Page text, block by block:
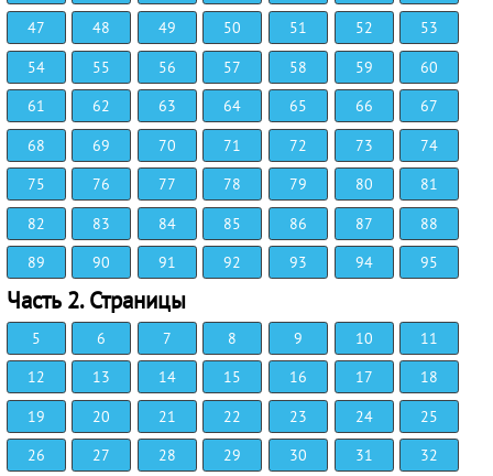
47
48 49 50 51 52
53
54
55 56 57 58 59
60
61
62 63 64 65 66
67
68
69 70 71 72 73
74
75
76 77 78 79 80
81
82
83 84 85 86 87
88
89
90 91 92 93 94 95
Часть 2. Страницы
5 6 7 8 9 10
11
12
13 14 15 16 17
18
19
20 21 22 23 24
25
26
27 28 29 30 31
32